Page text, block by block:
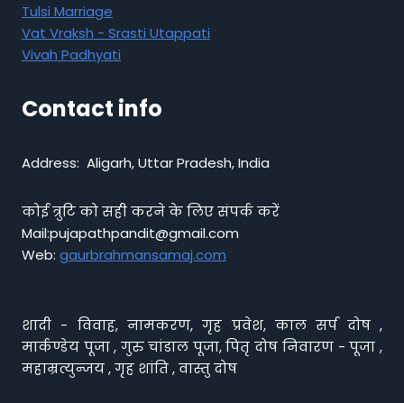
Tulsi Marriage
Vat Vraksh - Srasti Utappati
Vivah Padhyati
Contact info
Address: Aligarh, Uttar Pradesh, India
कोई त्रुटि को सही करने के लिए संपर्क करें
Mail:pujapathpandit@gmail.com
Web: gaurbrahmansamaj.com
शादी - विवाह, नामकरण, गृह प्रवेश, काल सर्प दोष ,
मार्कण्डेय पूजा , गुरु चांडाल पूजा, पितृ दोष निवारण - पूजा ,
महाम्रत्युन्जय , गृह शांति , वास्तु दोष